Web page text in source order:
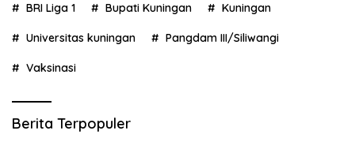
BRI Liga 1 Bupati Kuningan Kuningan
Universitas kuningan Pangdam III/Siliwangi
Vaksinasi
Berita Terpopuler